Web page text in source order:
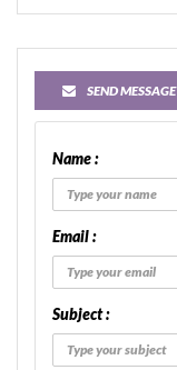
SEND MESSAGE
Name :
Email :
Subject :